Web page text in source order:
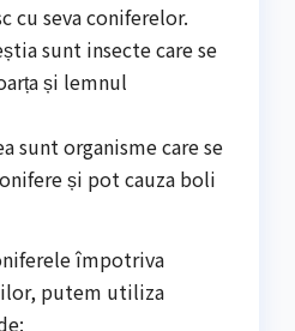
cu seva coniferelor.
sunt insecte care se
și lemnul
sunt organisme care se
și pot cauza boli
împotriva
putem utiliza